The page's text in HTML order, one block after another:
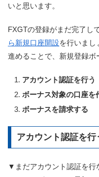
いと思います。
FXGTの登録がまだ完了し
ら新規口座開設を行いまし
進めることで、新規登録ボ
アカウント認証を行う
ボーナス対象の口座を
ボーナスを請求する
アカウント認証を行
▼まだアカウント認証を行